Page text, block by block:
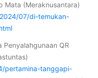
Mata (Meraknusantara)
07/di-temukan-
Penyalahgunaan QR
pertamina-tanggapi-